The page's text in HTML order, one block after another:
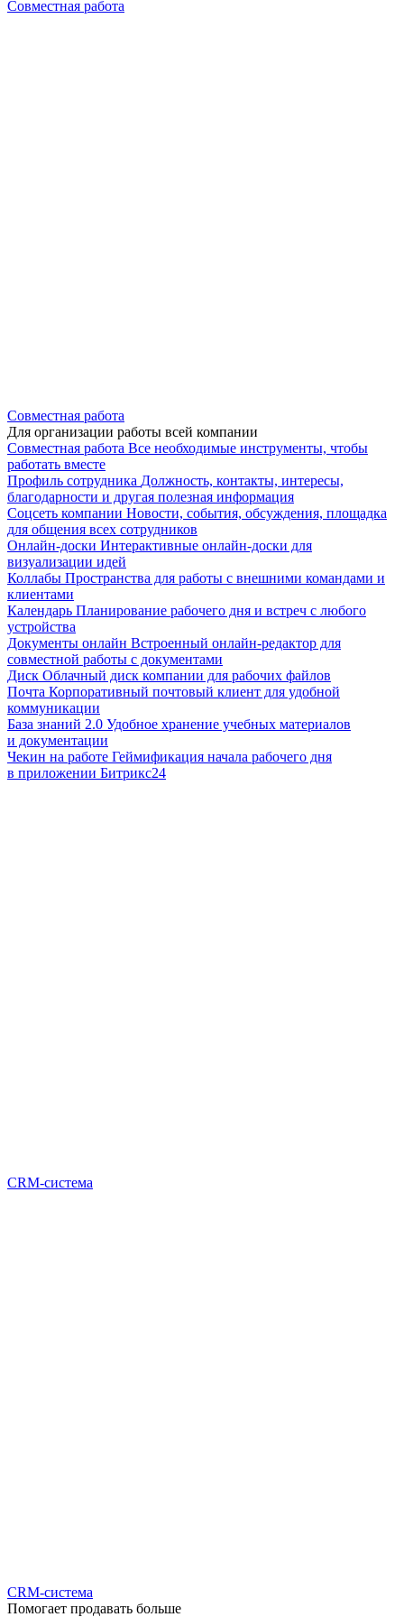
Совместная работа
Совместная работа
Для организации работы всей компании
Совместная работа Все необходимые инструменты, чтобы
работать вместе
Профиль сотрудника Должность, контакты, интересы,
благодарности и другая полезная информация
Соцсеть компании Новости, события, обсуждения, площадка
для общения всех сотрудников
Онлайн-доски Интерактивные онлайн-доски для
визуализации идей
Коллабы Пространства для работы с внешними командами и
клиентами
Календарь Планирование рабочего дня и встреч с любого
устройства
Документы онлайн Встроенный онлайн-редактор для
совместной работы с документами
Диск Облачный диск компании для рабочих файлов
Почта Корпоративный почтовый клиент для удобной
коммуникации
База знаний 2.0 Удобное хранение учебных материалов
и документации
Чекин на работе Геймификация начала рабочего дня
в приложении Битрикс24
CRM-система
CRM-система
Помогает продавать больше